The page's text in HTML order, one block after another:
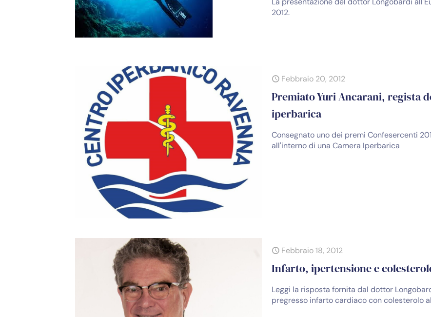
2012.
Febbraio 20, 2012
Premiato Yuri Ancarani, regista
iperbarica
Consegnato uno dei premi Confesercenti
all'interno di una Camera Iperbarica
Febbraio 18, 2012
Infarto, ipertensione e
Leggi la risposta fornita dal dottor
pregresso infarto cardiaco con colesterolo